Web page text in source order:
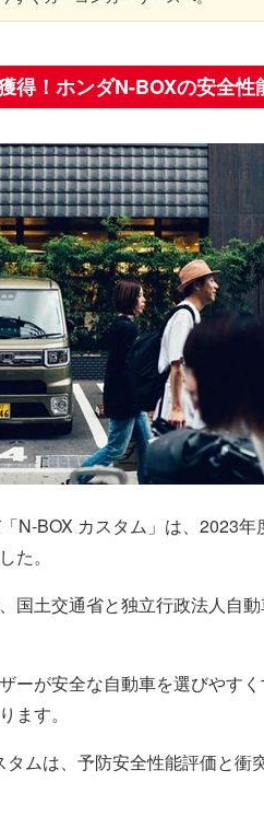
得！ホンダN-BOXの安全性
N-BOX カスタム」は、2023
た。
国土交通省と独立行政法人自
ーが安全な自動車を選びやす
ます。
タムは、予防安全性能評価と